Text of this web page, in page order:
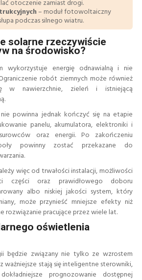
otoczenie zamiast drogi.
– moduł fotowoltaiczny
podczas silnego wiatru.
solarne rzeczywiście
na środowisko?
wykorzystuje energię odnawialną i nie
robót ziemnych może również
w nawierzchnie, zieleń i istniejącą
powinna jednak kończyć się na etapie
panelu, akumulatora, elektroniki i
oraz energii. Po zakończeniu
powinny zostać przekazane do
więc od trwałości instalacji, możliwości
części oraz prawidłowego doboru
albo niskiej jakości system, który
może przynieść mniejsze efekty niż
rozwiązanie pracujące przez wiele lat.
oświetlenia
będzie związany nie tylko ze wzrostem
ważniejsze stają się inteligentne sterowniki,
prognozowanie dostępnej